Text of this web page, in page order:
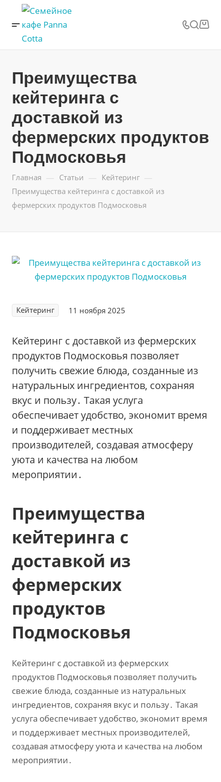
Преимущества
кейтеринга с
доставкой из
фермерских продуктов
Подмосковья
Главная — Статьи — Кейтеринг —
Преимущества кейтеринга с доставкой из
фермерских продуктов Подмосковья
Кейтеринг 11 ноября 2025
Кейтеринг с доставкой из фермерских
продуктов Подмосковья позволяет
получить свежие блюда‚ созданные из
натуральных ингредиентов‚ сохраняя
вкус и пользу․ Такая услуга
обеспечивает удобство‚ экономит время
и поддерживает местных
производителей‚ создавая атмосферу
уюта и качества на любом
мероприятии․
Преимущества
кейтеринга с
доставкой из
фермерских
продуктов
Подмосковья
Кейтеринг с доставкой из фермерских
продуктов Подмосковья позволяет получить
свежие блюда‚ созданные из натуральных
ингредиентов‚ сохраняя вкус и пользу․ Такая
услуга обеспечивает удобство‚ экономит время
и поддерживает местных производителей‚
создавая атмосферу уюта и качества на любом
мероприятии․